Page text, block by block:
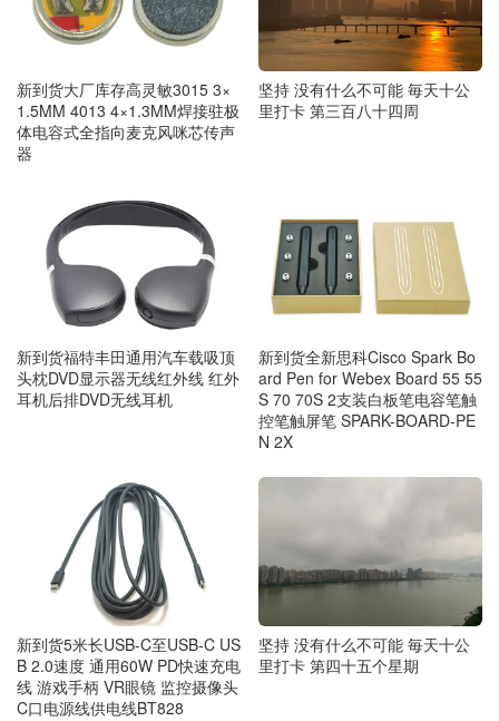
新到货大厂库存高灵敏3015 3×
1.5MM 4013 4×1.3MM焊接驻极
体电容式全指向麦克风咪芯传声
器
坚持 没有什么不可能 毎天十公
里打卡 第三百八十四周
新到货福特丰田通用汽车载吸顶
头枕DVD显示器无线红外线 红外
耳机后排DVD无线耳机
新到货全新思科Cisco Spark Bo
ard Pen for Webex Board 55 55
S 70 70S 2支装白板笔电容笔触
控笔触屏笔 SPARK-BOARD-PE
N 2X
新到货5米长USB-C至USB-C US
B 2.0速度 通用60W PD快速充电
线 游戏手柄 VR眼镜 监控摄像头
C口电源线供电线BT828
坚持 没有什么不可能 毎天十公
里打卡 第四十五个星期